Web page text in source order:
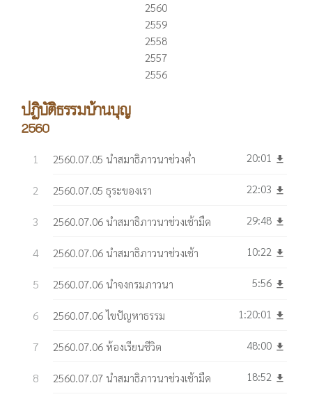
2560
2559
2558
2557
2556
ปฏิบัติธรรมบ้านบุญ
2560
2560.07.05 นำสมาธิภาวนาช่วงค่ำ 20:01 get_app
2560.07.05 ธุระของเรา 22:03 get_app
2560.07.06 นำสมาธิภาวนาช่วงเช้ามืด 29:48 get_app
2560.07.06 นำสมาธิภาวนาช่วงเช้า 10:22 get_app
2560.07.06 นำจงกรมภาวนา 5:56 get_app
2560.07.06 ไขปัญหาธรรม 1:20:01 get_app
2560.07.06 ห้องเรียนชีวิต 48:00 get_app
2560.07.07 นำสมาธิภาวนาช่วงเช้ามืด 18:52 get_app